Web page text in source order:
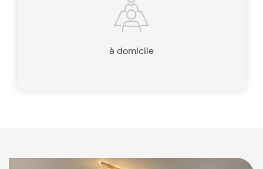
à domicile